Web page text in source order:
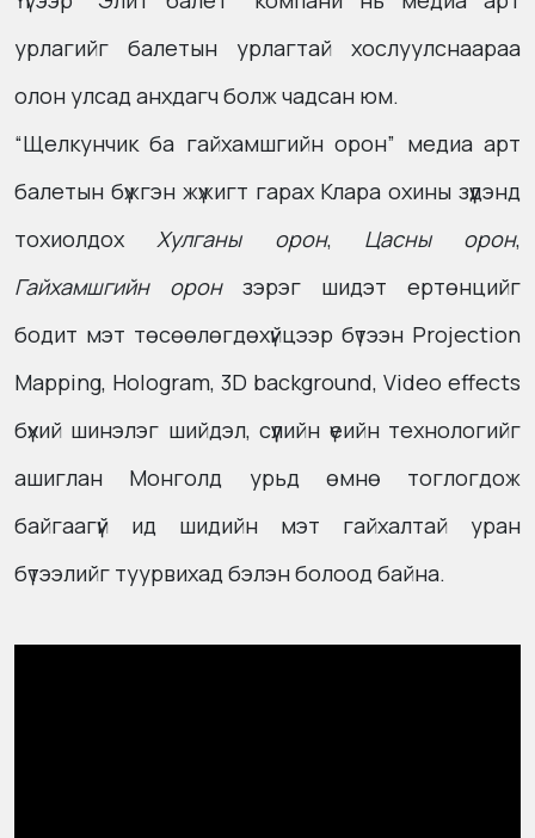
урлагийг балетын урлагтай хослуулснаараа
олон улсад анхдагч болж чадсан юм.
“Щелкунчик ба гайхамшгийн орон” медиа арт
балетын бүжгэн жүжигт гарах Клара охины зүүдэнд
тохиолдохХулганы орон, Цасны орон,
Гайхамшгийн оронзэрэг шидэт ертөнцийг
бодит мэт төсөөлөгдөхүйцээр бүтээн Projection
Mapping, Hologram, 3D background, Video effects
бүхий шинэлэг шийдэл, сүүлийн үеийн технологийг
ашиглан Монголд урьд өмнө тоглогдож
байгаагүй ид шидийн мэт гайхалтай уран
бүтээлийг туурвихад бэлэн болоод байна.